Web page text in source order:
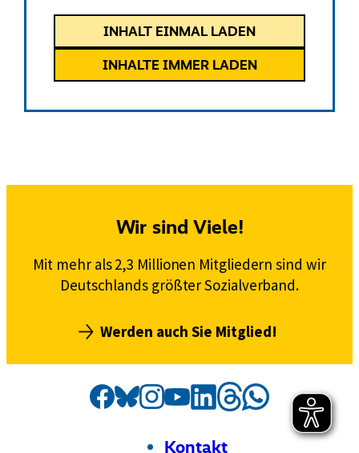
INHALT EINMAL LADEN
INHALTE IMMER LADEN
Wir sind Viele!
Mit mehr als 2,3 Millionen Mitgliedern sind wir
Deutschlands größter Sozialverband.
Werden auch Sie Mitglied!
Social
Media
Externer
Link:
VdK
auf
Externer
Link:
VdK
Bluesky
Externer
Link:
VdK
auf
Externer
Link:
VdK
YouTube
Externer
Link:
VdK
auf
LinkedIn
Externer
Link:
VdK
auf
Externer
Link:
VdK
auf
Whatsapp
Kontakt